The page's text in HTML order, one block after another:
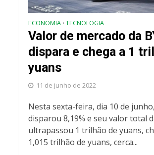
ECONOMIA • TECNOLOGIA
Valor de mercado da
dispara e chega a 1
yuans
11 de junho de 2022
Nesta sexta-feira, dia 10 de
disparou 8,19% e seu valor total
ultrapassou 1 trilhão de yuans,
1,015 trilhão de yuans, cerca...